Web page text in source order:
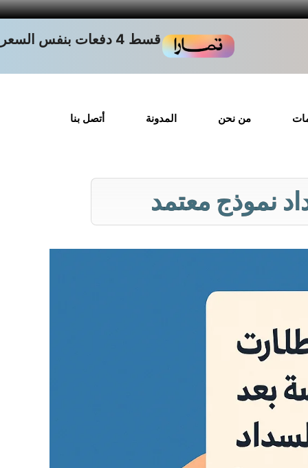
قسط 4 دفعات بنفس السعر
من نحن المدونة أتصل بنا
نموذج معتمد